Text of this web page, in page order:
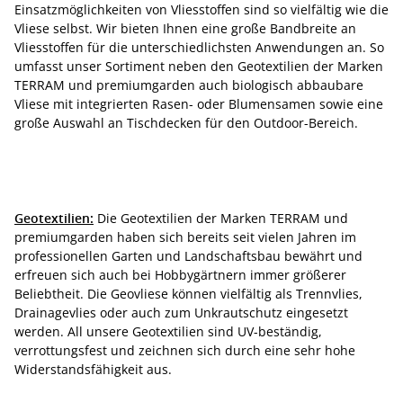
Einsatzmöglichkeiten von Vliesstoffen sind so vielfältig wie die
Vliese selbst. Wir bieten Ihnen eine große Bandbreite an
Vliesstoffen für die unterschiedlichsten Anwendungen an. So
umfasst unser Sortiment neben den Geotextilien der Marken
TERRAM und premiumgarden auch biologisch abbaubare
Vliese mit integrierten Rasen- oder Blumensamen sowie eine
große Auswahl an Tischdecken für den Outdoor-Bereich.
Geotextilien: Die Geotextilien der Marken TERRAM und
premiumgarden haben sich bereits seit vielen Jahren im
professionellen Garten und Landschaftsbau bewährt und
erfreuen sich auch bei Hobbygärtnern immer größerer
Beliebtheit. Die Geovliese können vielfältig als Trennvlies,
Drainagevlies oder auch zum Unkrautschutz eingesetzt
werden. All unsere Geotextilien sind UV-beständig,
verrottungsfest und zeichnen sich durch eine sehr hohe
Widerstandsfähigkeit aus.